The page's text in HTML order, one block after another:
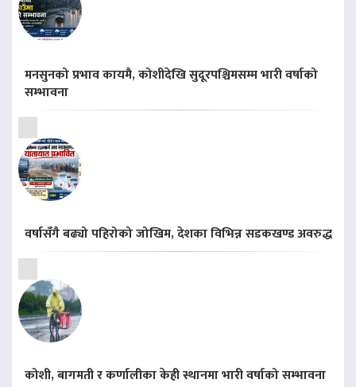
मनसुनको प्रभाव कायमै, कोशीदेखि सुदूरपश्चिमसम्म भारी वर्षाको
सम्भावना
वर्षासँगै बढ्यो पहिरोको जोखिम, देशका विभिन्न सडकखण्ड अवरुद्ध
कोशी, बागमती र कर्णालीका केही स्थानमा भारी वर्षाको सम्भावना